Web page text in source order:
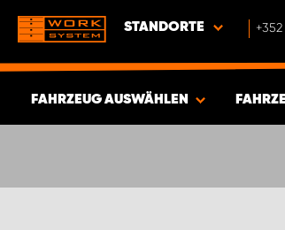
STANDORTE
FAHRZEUG AUSWÄHLEN